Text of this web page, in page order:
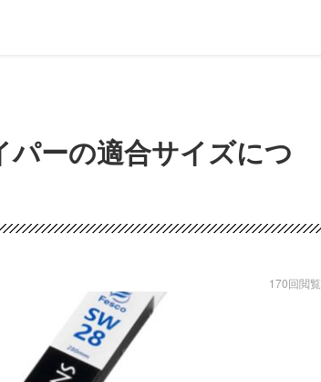
パーの適合サイズにつ
170回閲覧